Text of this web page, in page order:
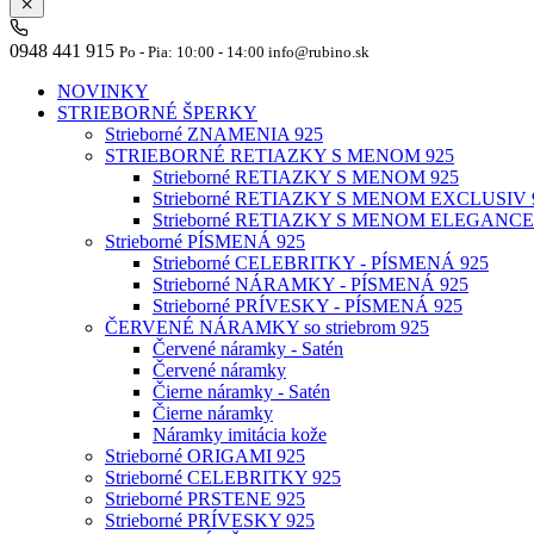
0948 441 915 Po - Pia: 10:00 - 14:00 info@rubino.sk
NOVINKY
STRIEBORNÉ ŠPERKY
Strieborné ZNAMENIA 925
STRIEBORNÉ RETIAZKY S MENOM 925
Strieborné RETIAZKY S MENOM 925
Strieborné RETIAZKY S MENOM EXCLUSIV
Strieborné RETIAZKY S MENOM
Strieborné PÍSMENÁ 925
Strieborné CELEBRITKY - PÍSMENÁ 925
Strieborné NÁRAMKY - PÍSMENÁ 925
Strieborné PRÍVESKY - PÍSMENÁ 925
ČERVENÉ NÁRAMKY so striebrom 925
Červené náramky - Satén
Červené náramky
Čierne náramky - Satén
Čierne náramky
Náramky imitácia kože
Strieborné ORIGAMI 925
Strieborné CELEBRITKY 925
Strieborné PRSTENE 925
Strieborné PRÍVESKY 925